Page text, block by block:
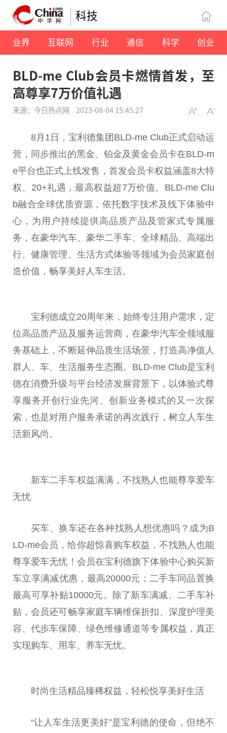
科技
业界 互联网 行业 通信 科学 创业
BLD-me Club会员卡燃情首发，至
高尊享7万价值礼遇
来源：今日热点网 2023-08-04 15:45:27
8月1日，宝利德集团BLD-me Club正式启动运
营，同步推出的黑金、铂金及黄金会员卡在BLD-m
e平台也正式上线发售，首发会员卡权益涵盖8大特
权、20+礼遇，最高权益超7万价值。BLD-me Clu
b融合全球优质资源，依托数字技术及线下体验中
心，为用户持续提供高品质产品及管家式专属服
务，在豪华汽车、豪华二手车、全球精品、高端出
行、健康管理、生活方式体验等领域为会员家庭创
造价值，畅享美好人车生活。
宝利德成立20周年来，始终专注用户需求，定
位高品质产品及服务运营商，在豪华汽车全领域服
务基础上，不断延伸品质生活场景，打造高净值人
群人、车、生活服务生态圈。BLD-me Club是宝利
德在消费升级与平台经济发展背景下，以体验式尊
享服务开创行业先河、创新业务模式的又一次探
索，也是对用户服务承诺的再次践行，树立人车生
活新风尚。
新车二手车权益满满，不找熟人也能尊享爱车
无忧
买车、换车还在各种找熟人想优惠吗？成为B
LD-me会员，给你超惊喜购车权益，不找熟人也能
尊享爱车无忧！会员在宝利德旗下体验中心购买新
车立享满减优惠，最高20000元；二手车同品置换
最高可享补贴10000元。除了新车满减、二手车补
贴，会员还可畅享家庭车辆维保折扣、深度护理美
容、代步车保障、绿色维修通道等专属权益，真正
实现购车、用车、养车无忧。
时尚生活精品臻稀权益，轻松悦享美好生活
“让人车生活更美好”是宝利德的使命 ，但绝不